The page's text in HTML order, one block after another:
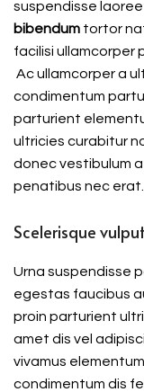
suspendisse
bibendum tortor
facilisi ullamcorper
Ac ullamcorper a
condimentum
parturient
ultricies curabitur
donec vestibulum
penatibus nec erat.
Scelerisque
Urna suspendisse
egestas faucibus
proin parturient
amet dis vel
vivamus
condimentum dis